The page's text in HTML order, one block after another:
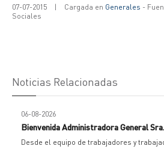
07-07-2015 | Cargada en Generales -
Sociales
Noticias Relacionadas
06-08-2026
Bienvenida Administradora General
Desde el equipo de trabajadores y